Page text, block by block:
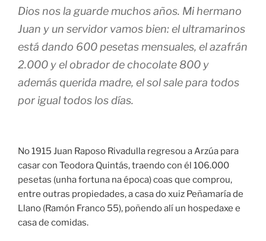
Dios nos la guarde muchos años. Mi hermano
Juan y un servidor vamos bien: el ultramarinos
está dando 600 pesetas mensuales, el azafrán
2.000 y el obrador de chocolate 800 y
además querida madre, el sol sale para todos
por igual todos los días.
No 1915 Juan Raposo Rivadulla regresou a Arzúa para
casar con Teodora Quintás, traendo con él 106.000
pesetas (unha fortuna na época) coas que comprou,
entre outras propiedades, a casa do xuiz Peñamaría de
Llano (Ramón Franco 55), poñendo alí un hospedaxe e
casa de comidas.